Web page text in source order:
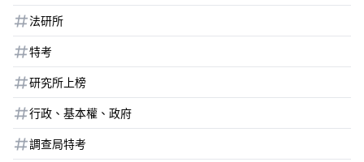
法研所
特考
研究所上榜
行政、基本權、政府
調查局特考